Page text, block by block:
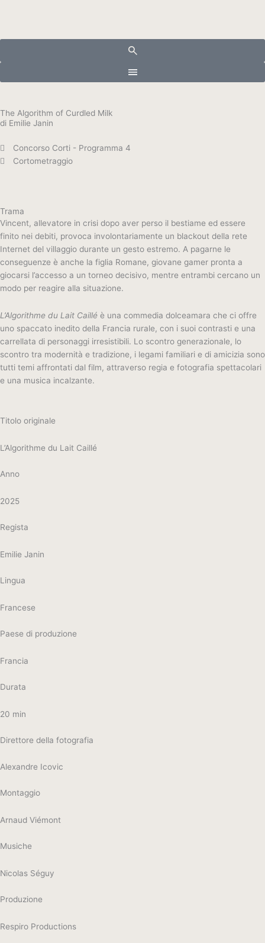
The Algorithm of Curdled Milk
di Emilie Janin
Concorso Corti - Programma 4
Cortometraggio
Trama
Vincent, allevatore in crisi dopo aver perso il bestiame ed essere
finito nei debiti, provoca involontariamente un blackout della rete
Internet del villaggio durante un gesto estremo. A pagarne le
conseguenze è anche la figlia Romane, giovane gamer pronta a
giocarsi l’accesso a un torneo decisivo, mentre entrambi cercano un
modo per reagire alla situazione.
L’Algorithme du Lait Caillé è una commedia dolceamara che ci offre
uno spaccato inedito della Francia rurale, con i suoi contrasti e una
carrellata di personaggi irresistibili. Lo scontro generazionale, lo
scontro tra modernità e tradizione, i legami familiari e di amicizia sono
tutti temi affrontati dal film, attraverso regia e fotografia spettacolari
e una musica incalzante.
Titolo originale
L’Algorithme du Lait Caillé
Anno
2025
Regista
Emilie Janin
Lingua
Francese
Paese di produzione
Francia
Durata
20 min
Direttore della fotografia
Alexandre Icovic
Montaggio
Arnaud Viémont
Musiche
Nicolas Séguy
Produzione
Respiro Productions